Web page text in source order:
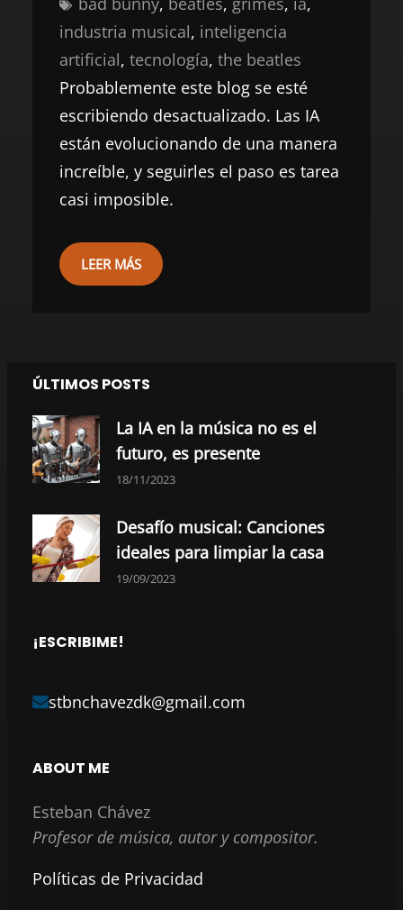
industria musical, inteligencia
artificial, tecnología, the beatles
Probablemente este blog se esté
escribiendo desactualizado. Las IA
están evolucionando de una manera
increíble, y seguirles el paso es tarea
casi imposible.
LEER MÁS
ÚLTIMOS POSTS
La IA en la música no es el
futuro, es presente
18/11/2023
Desafío musical: Canciones
ideales para limpiar la casa
19/09/2023
¡ESCRIBIME!
stbnchavezdk@gmail.com
ABOUT ME
Esteban Chávez
Profesor de música, autor y compositor.
Políticas de Privacidad